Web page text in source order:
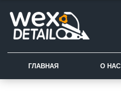
ГЛАВНАЯ О НАС